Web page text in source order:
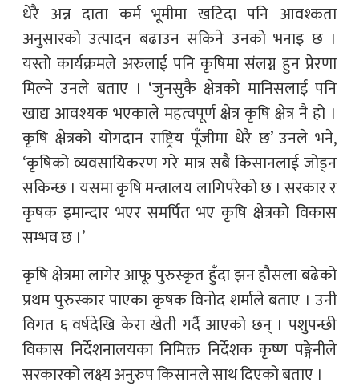
धेरै अन्न दाता कर्म भूमीमा खटिदा पनि आवश्कता
अनुसारको उत्पादन बढाउन सकिने उनको भनाइ छ ।
यस्तो कार्यक्रमले अरुलाई पनि कृषिमा संलग्न हुन प्रेरणा
मिल्ने उनले बताए । ‘जुनसुकै क्षेत्रको मानिसलाई पनि
खाद्य आवश्यक भएकाले महत्वपूर्ण क्षेत्र कृषि क्षेत्र नै हो ।
कृषि क्षेत्रको योगदान राष्ट्रिय पूँजीमा धेरै छ’ उनले भने,
‘कृषिको व्यवसायिकरण गरे मात्र सबै किसानलाई जोड्न
सकिन्छ । यसमा कृषि मन्त्रालय लागिपरेको छ । सरकार र
कृषक इमान्दार भएर समर्पित भए कृषि क्षेत्रको विकास
सम्भव छ ।’
कृषि क्षेत्रमा लागेर आफू पुरुस्कृत हुँदा झन हौसला बढेको
प्रथम पुरुस्कार पाएका कृषक विनोद शर्माले बताए । उनी
विगत ६ वर्षदेखि केरा खेती गर्दै आएको छन् । पशुपन्छी
विकास निर्देशनालयका निमिक्त निर्देशक कृष्ण पङ्गेनीले
सरकारको लक्ष्य अनुरुप किसानले साथ दिएको बताए ।